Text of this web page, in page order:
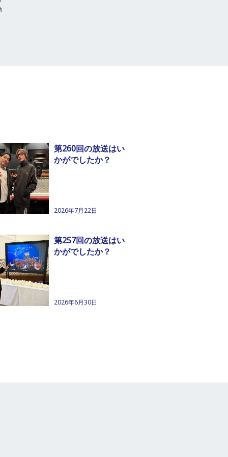
第260回の放送はい
かがでしたか？
2026年7月22日
第257回の放送はい
かがでしたか？
2026年6月30日